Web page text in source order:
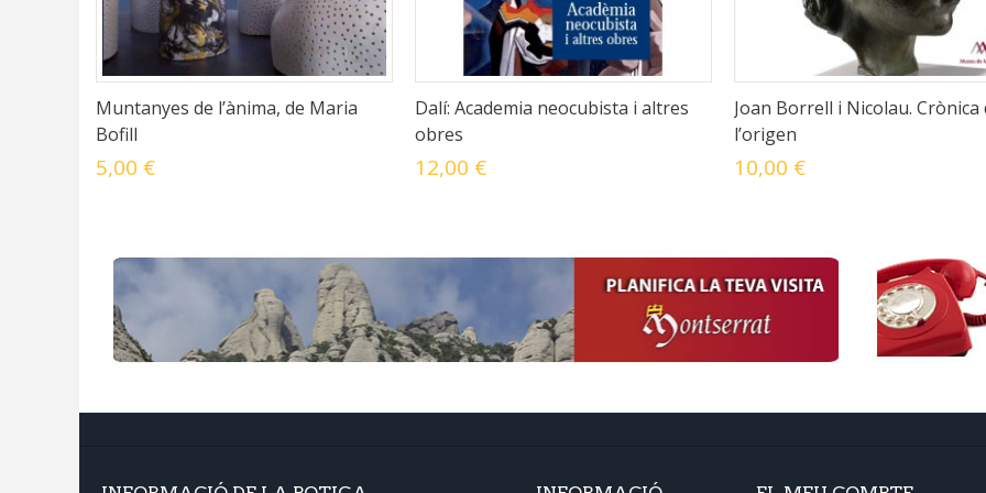
Muntanyes de l’ànima, de Maria
Bofill
5,00 €
Dalí: Academia neocubista i altres
obres
12,00 €
Joan Borrell i Nicolau. Crònica
l’origen
10,00 €